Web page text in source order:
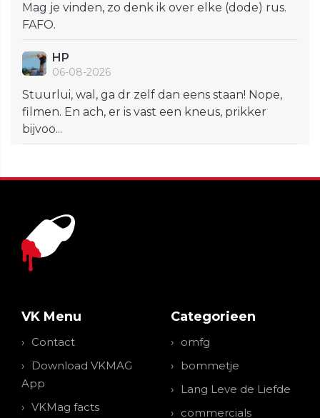
Mag je vinden, zo denk ik over elke (dode) rus.
FAFO.
HP
06-08-2026
Stuurlui, wal, ga dr zelf dan eens staan! Nope,
filmen. En ach, er is vast een kneus, prikker
bijvoo...
VK Menu
Contact
Download VKMAG
App
VKMag facts
Categorieen
omfg
bommetje
Lang Leve de Liefde
commercials